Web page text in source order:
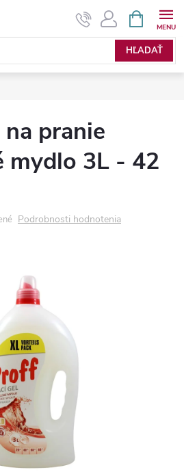
HĽADAŤ
KOŠÍK
na pranie
mydlo 3L - 42
Podrobnosti hodnotenia